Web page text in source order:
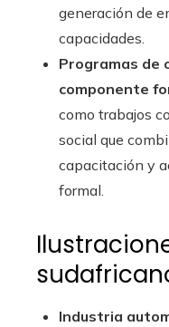
generación de
capacidades.
Programas de
componente
como trabajos
social que
capacitación y
formal.
Industria